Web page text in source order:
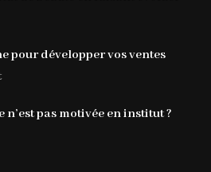
pour développer vos ventes
pas motivée en institut ?